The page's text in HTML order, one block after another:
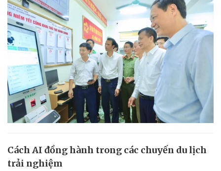
Cách AI đồng hành trong các chuyến du lịch
trải nghiệm